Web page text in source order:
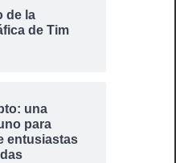
de la
de Tim
una
para
entusiastas